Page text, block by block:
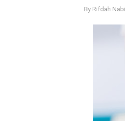
By Rifdah